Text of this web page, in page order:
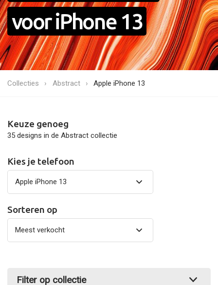
voor iPhone 13
Collecties Abstract Apple iPhone 13
Keuze genoeg
35 designs in de Abstract collectie
Kies je telefoon
Sorteren op
Filter op collectie